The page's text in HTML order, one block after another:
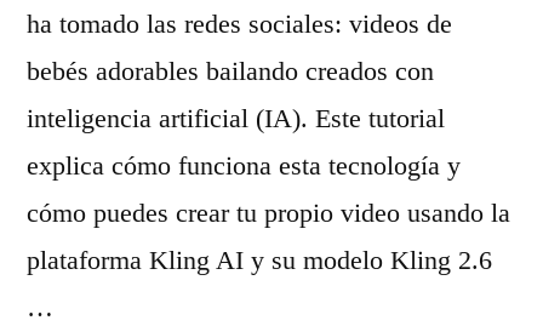
e
r
a
r
p
e
ha tomado las redes sociales: videos de
bebés adorables bailando creados con
inteligencia artificial (IA). Este tutorial
explica cómo funciona esta tecnología y
cómo puedes crear tu propio video usando la
plataforma Kling AI y su modelo Kling 2.6
…